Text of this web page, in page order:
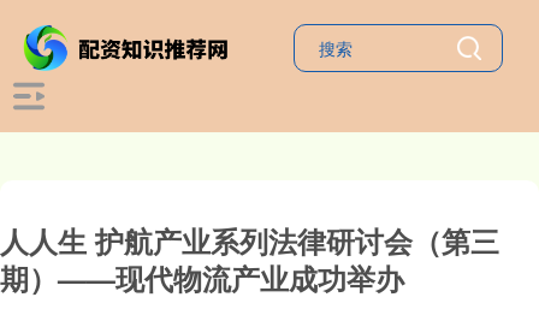
人人生 护航产业系列法律研讨会（第三
期）——现代物流产业成功举办